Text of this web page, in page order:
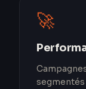
🚀